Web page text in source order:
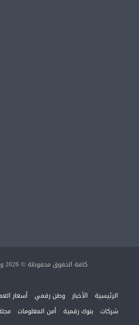
كافة الحقوق محفوظة © 2026 وطن رقمي
الرئيسية الأخبار وطن رقمي أسعار
شركات بنوك رقمية أمن المعلومات